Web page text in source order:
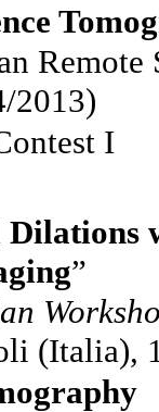
2013)
I
”
(Italia),